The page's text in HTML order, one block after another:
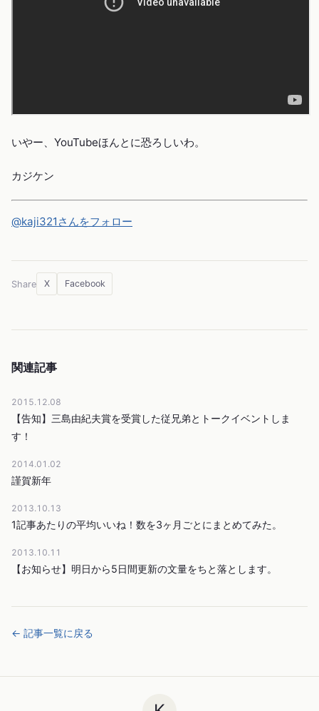
いやー、YouTubeほんとに恐ろしいわ。
カジケン
@kaji321さんをフォロー
Share X Facebook
関連記事
2015.12.08
【告知】三島由紀夫賞を受賞した従兄弟とトークイベントしま
す！
2014.01.02
謹賀新年
2013.10.13
1記事あたりの平均いいね！数を3ヶ月ごとにまとめてみた。
2013.10.11
【お知らせ】明日から5日間更新の文量をちと落とします。
← 記事一覧に戻る